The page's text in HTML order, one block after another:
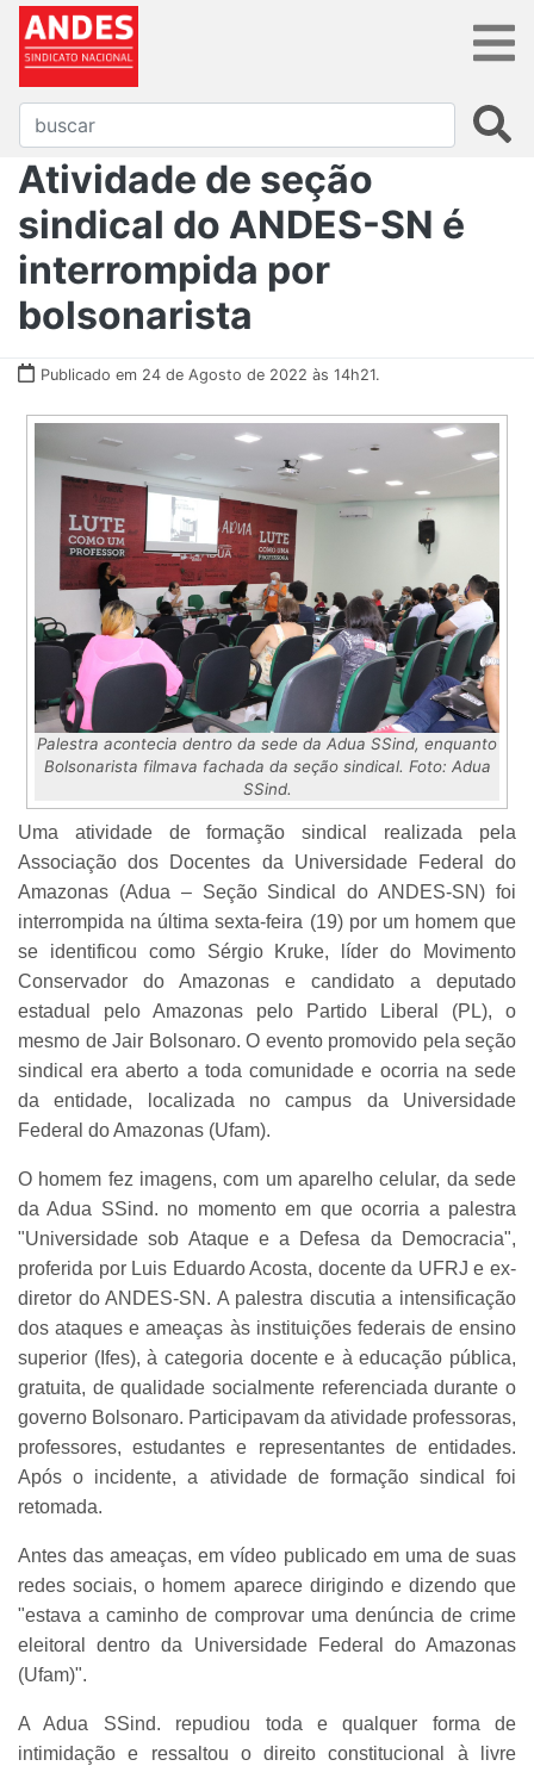
Atividade de seção
sindical do ANDES-SN é
interrompida por
bolsonarista
Publicado em 24 de Agosto de 2022 às 14h21.
Palestra acontecia dentro da sede da Adua SSind, enquanto
Bolsonarista filmava fachada da seção sindical. Foto: Adua
SSind.
Uma atividade de formação sindical realizada pela
Associação dos Docentes da Universidade Federal do
Amazonas (Adua – Seção Sindical do ANDES-SN) foi
interrompida na última sexta-feira (19) por um homem que
se identificou como Sérgio Kruke, líder do Movimento
Conservador do Amazonas e candidato a deputado
estadual pelo Amazonas pelo Partido Liberal (PL), o
mesmo de Jair Bolsonaro. O evento promovido pela seção
sindical era aberto a toda comunidade e ocorria na sede
da entidade, localizada no campus da Universidade
Federal do Amazonas (Ufam).
O homem fez imagens, com um aparelho celular, da sede
da Adua SSind. no momento em que ocorria a palestra
"Universidade sob Ataque e a Defesa da Democracia",
proferida por Luis Eduardo Acosta, docente da UFRJ e ex-
diretor do ANDES-SN. A palestra discutia a intensificação
dos ataques e ameaças às instituições federais de ensino
superior (Ifes), à categoria docente e à educação pública,
gratuita, de qualidade socialmente referenciada durante o
governo Bolsonaro. Participavam da atividade professoras,
professores, estudantes e representantes de entidades.
Após o incidente, a atividade de formação sindical foi
retomada.
Antes das ameaças, em vídeo publicado em uma de suas
redes sociais, o homem aparece dirigindo e dizendo que
"estava a caminho de comprovar uma denúncia de crime
eleitoral dentro da Universidade Federal do Amazonas
(Ufam)".
A Adua SSind. repudiou toda e qualquer forma de
intimidação e ressaltou o direito constitucional à livre